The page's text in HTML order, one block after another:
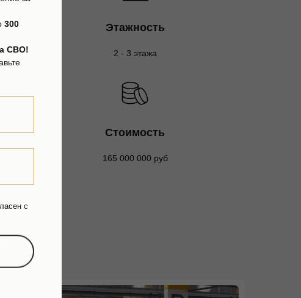
Этажность
2 - 3 этажа
Стоимость
165 000 000 руб
300
СВО!
с